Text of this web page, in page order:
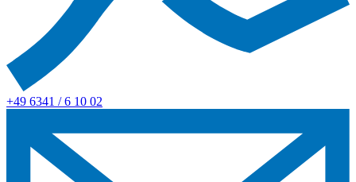
+49 6341 / 6 10 02